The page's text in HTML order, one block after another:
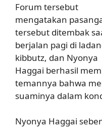
Forum tersebut
mengatakan
tersebut ditembak
berjalan pagi di
kibbutz, dan Nyonya
Haggai berhasil
temannya bahwa
suaminya dalam
Nyonya Haggai